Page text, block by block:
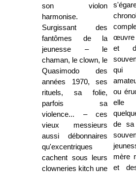
son violon
harmonise.
Surgissant des
fantômes de la
jeunesse – le
chaman, le clown, le
Quasimodo des
années 1970, ses
rituels, sa folie,
parfois sa
violence... – ces
vieux messieurs
aussi débonnaires
qu'excentriques
cachent sous leurs
clowneries kitch une
œuvre
et
qui
ou
elle
de sa
mère
et